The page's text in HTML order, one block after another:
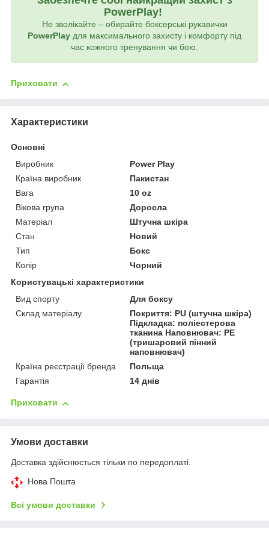
PowerPlay!
Не зволікайте – обирайте боксерські рукавички
PowerPlay для максимального захисту і комфорту під
час кожного тренування чи бою.
Приховати
Характеристики
Основні
Виробник
Power Play
Країна виробник
Пакистан
Вага
10 oz
Вікова група
Доросла
Матеріал
Штучна шкіра
Стан
Новий
Тип
Бокс
Колір
Чорний
Користувацькі характеристики
Вид спорту
Для боксу
Склад матеріалу
Покриття: PU (штучна шкіра)
Підкладка: поліестерова
тканина Наповнювач: PE
(тришаровий пінний
наповнювач)
Країна реєстрації бренда
Польща
Гарантія
14 днів
Приховати
Умови доставки
Доставка здійснюється тільки по передоплаті.
Нова Пошта
Всі умови доставки